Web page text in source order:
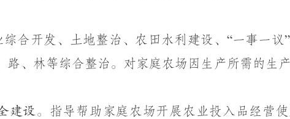
综合开发、土地整治、农田水利建设、 “一事一议”
、林等综合整治。对家庭农场因生产所需的生
建设。 指导帮助家庭农场开展农业投入品经营